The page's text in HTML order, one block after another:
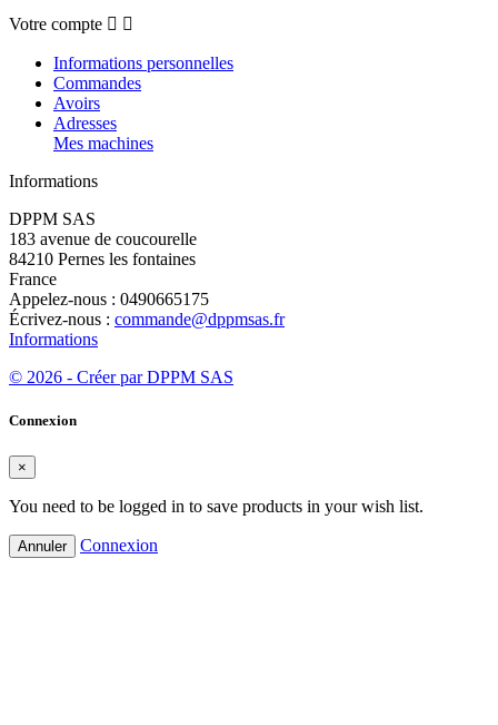
Votre compte  
Informations personnelles
Commandes
Avoirs
Adresses
Mes machines
Informations
DPPM SAS
183 avenue de coucourelle
84210 Pernes les fontaines
France
Appelez-nous : 0490665175
Écrivez-nous : commande@dppmsas.fr
Informations
© 2026 - Créer par DPPM SAS
Connexion
×
You need to be logged in to save products in your wish list.
Annuler Connexion